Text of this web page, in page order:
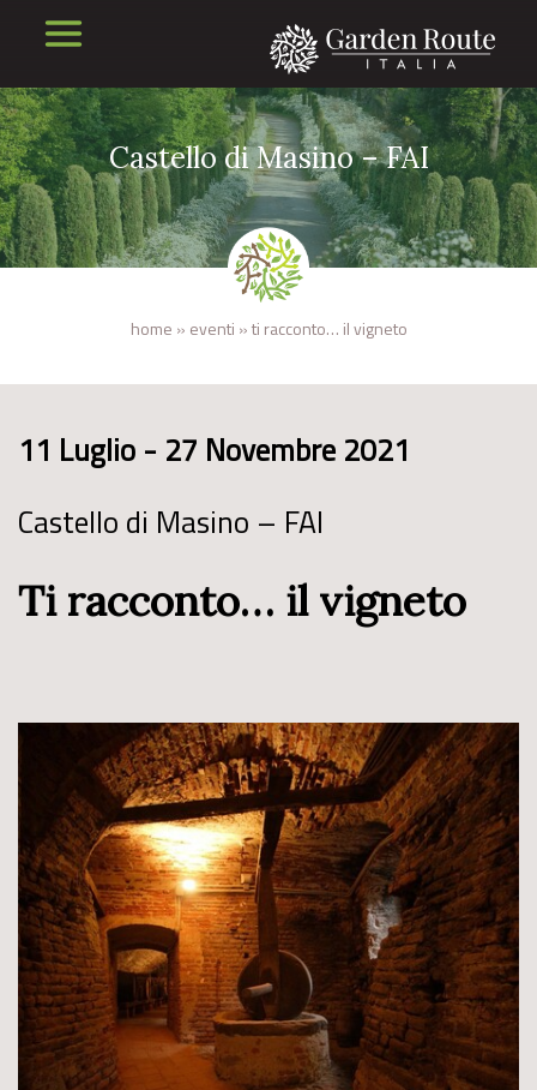
Castello di Masino – FAI
home » eventi »ti racconto… il vigneto
11 Luglio - 27 Novembre 2021
Castello di Masino – FAI
Ti racconto… il vigneto